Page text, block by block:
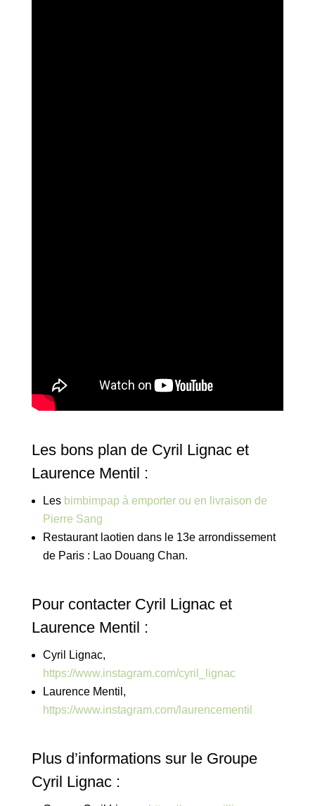
Les bons plan de Cyril Lignac et
Laurence Mentil :
Les bimbimpap à emporter ou en livraison de
Pierre Sang
Restaurant laotien dans le 13e arrondissement
de Paris : Lao Douang Chan.
Pour contacter Cyril Lignac et
Laurence Mentil :
Cyril Lignac,
https://www.instagram.com/cyril_lignac
Laurence Mentil,
https://www.instagram.com/laurencementil
Plus d’informations sur le Groupe
Cyril Lignac :